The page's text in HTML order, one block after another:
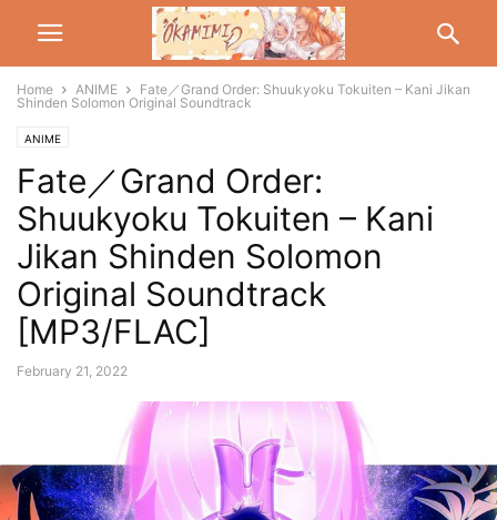
Home ANIME
Fate／Grand Order: Shuukyoku Tokuiten – Kani Jikan
Shinden Solomon Original Soundtrack
ANIME
Fate／Grand Order:
Shuukyoku Tokuiten – Kani
Jikan Shinden Solomon
Original Soundtrack
[MP3/FLAC]
February 21, 2022